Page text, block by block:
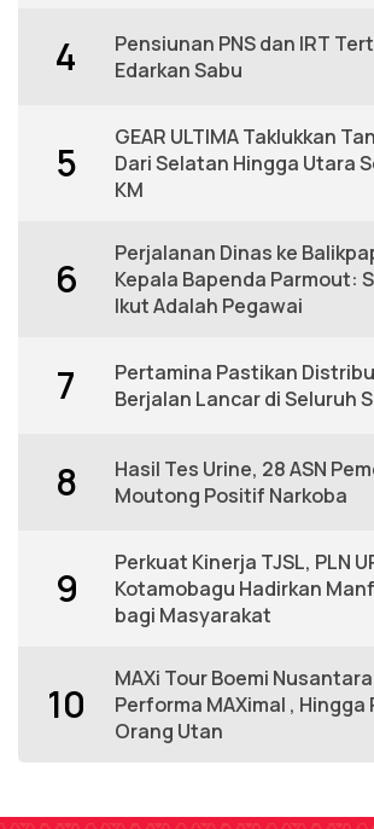
4
Pensiunan PNS dan IRT
Edarkan Sabu
5
GEAR ULTIMA Taklukkan
Dari Selatan Hingga Utara
KM
6
Perjalanan Dinas ke
Kepala Bapenda Parmout:
Ikut Adalah Pegawai
7
Pertamina Pastikan
Berjalan Lancar di Seluruh
8
Hasil Tes Urine, 28 ASN
Moutong Positif Narkoba
9
Perkuat Kinerja TJSL, PLN
Kotamobagu Hadirkan
bagi Masyarakat
10
MAXi Tour Boemi
Performa MAXimal ,
Orang Utan